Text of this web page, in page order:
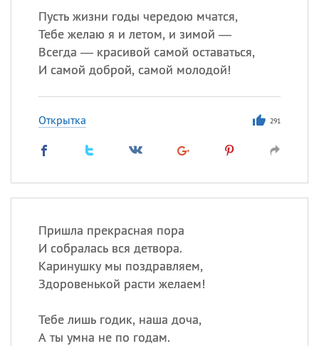
Пусть жизни годы чередою мчатся,
Тебе желаю я и летом, и зимой —
Всегда — красивой самой оставаться,
И самой доброй, самой молодой!
Открытка 291
Пришла прекрасная пора
И собралась вся детвора.
Каринушку мы поздравляем,
Здоровенькой расти желаем!
Тебе лишь годик, наша доча,
А ты умна не по годам.